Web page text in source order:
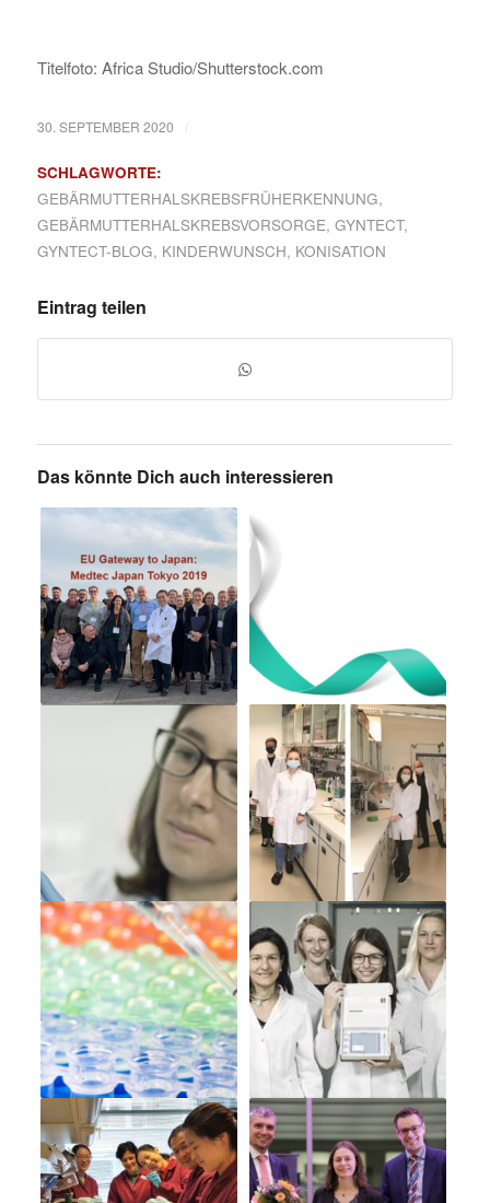
Titelfoto: Africa Studio/Shutterstock.com
30. SEPTEMBER 2020 /
SCHLAGWORTE:
GEBÄRMUTTERHALSKREBSFRÜHERKENNUNG,
GEBÄRMUTTERHALSKREBSVORSORGE, GYNTECT,
GYNTECT-BLOG, KINDERWUNSCH, KONISATION
Eintrag teilen
Das könnte Dich auch interessieren